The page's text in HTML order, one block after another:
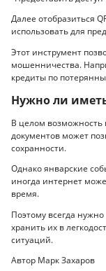
Далее отобразиться
использовать для
Этот инструмент
мошенничества.
кредиты по
Нужно ли
В целом возможность
документов может
сохранности.
Однако январские
иногда интернет
время.
Поэтому всегда
хранить их в
ситуаций.
Автор Марк Захаров